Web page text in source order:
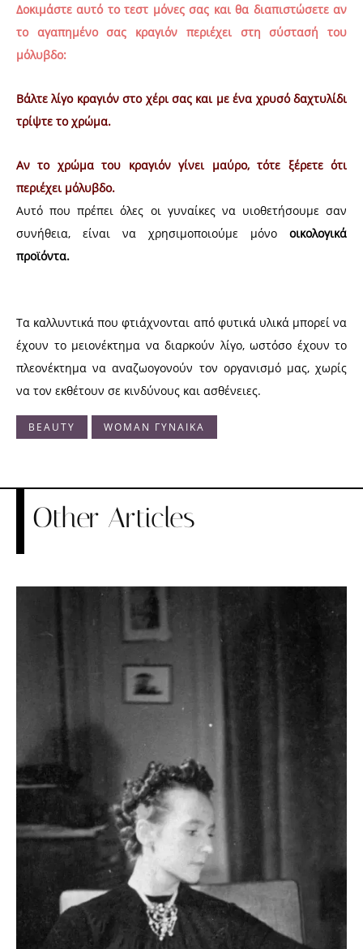
Δοκιμάστε αυτό το τεστ μόνες σας και θα διαπιστώσετε αν
το αγαπημένο σας κραγιόν περιέχει στη σύστασή του
μόλυβδο:
Βάλτε λίγο κραγιόν στο χέρι σας και με ένα χρυσό δαχτυλίδι
τρίψτε το χρώμα.
Αν το χρώμα του κραγιόν γίνει μαύρο, τότε ξέρετε ότι
περιέχει μόλυβδο.
Αυτό που πρέπει όλες οι γυναίκες να υιοθετήσουμε σαν
συνήθεια, είναι να χρησιμοποιούμε μόνο οικολογικά
προϊόντα.
Τα καλλυντικά που φτιάχνονται από φυτικά υλικά μπορεί να
έχουν το μειονέκτημα να διαρκούν λίγο, ωστόσο έχουν το
πλεονέκτημα να αναζωογονούν τον οργανισμό μας, χωρίς
να τον εκθέτουν σε κινδύνους και ασθένειες.
BEAUTY WOMAN ΓΥΝΑΙΚΑ
Other Articles